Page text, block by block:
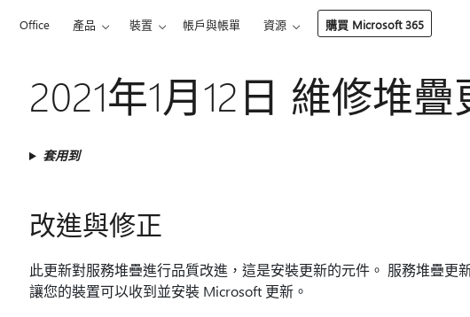
Office 產品 裝置 帳戶與帳單 資源 購買 Microsoft 365
2021年1月12日 維修堆疊
套用到
改進與修正
此更新對服務堆疊進行品質改進，這是安裝更新的元件。 服務堆疊更
讓您的裝置可以收到並安裝 Microsoft 更新。